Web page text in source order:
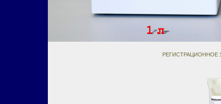
РЕГИСТРАЦИОННОЕ